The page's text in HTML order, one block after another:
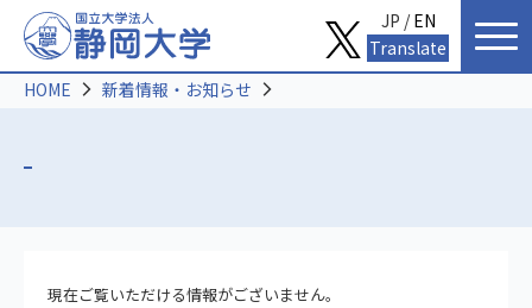
HOME 新着情報・お知らせ
現在ご覧いただける情報がございません。
JP /EN
Translate